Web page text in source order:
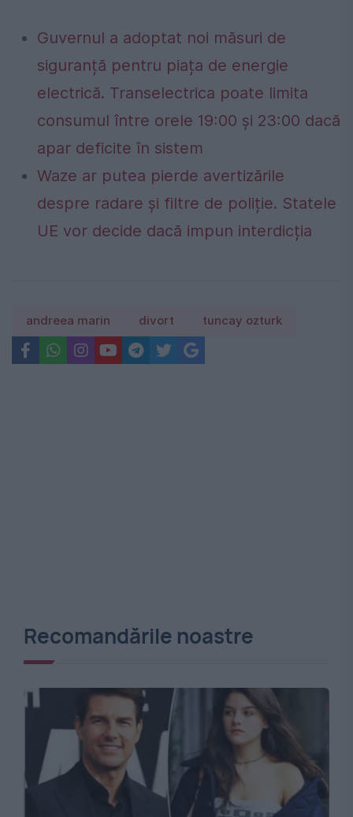
Guvernul a adoptat noi măsuri de
siguranță pentru piața de energie
electrică. Transelectrica poate limita
consumul între orele 19:00 și 23:00 dacă
apar deficite în sistem
Waze ar putea pierde avertizările
despre radare și filtre de poliție. Statele
UE vor decide dacă impun interdicția
andreea marin divort tuncay ozturk
Recomandările noastre